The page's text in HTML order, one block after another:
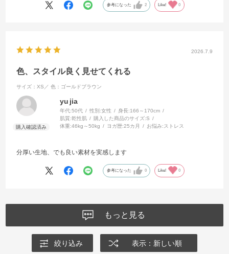
参考になった 2 Like! 0
2026.7.9
色、スタイル良く見せてくれる
サイズ：XS／ 色：ゴールドブラウン
yu jia
年代:50代 性別:女性 身長:166～170cm
肌質:乾性肌 購入した商品のサイズ:S
体重:46kg～50kg ヨガ歴:25カ月 お悩み: ストレス
分厚い生地、でも良い素材を実感します
参考になった 0 Like! 0
もっと見る
絞り込み 表示：新しい順